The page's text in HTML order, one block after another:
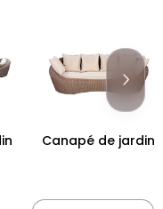
beaux jours.
Canapé de jardin